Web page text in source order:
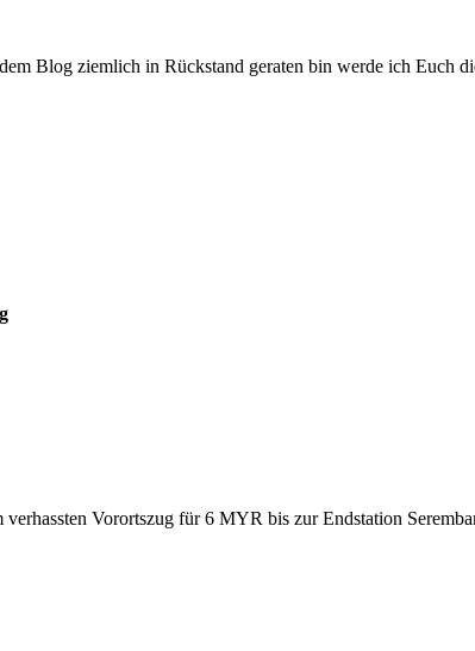
Blog ziemlich in Rückstand geraten bin werde ich Euch
Vorortszug für 6 MYR bis zur Endstation